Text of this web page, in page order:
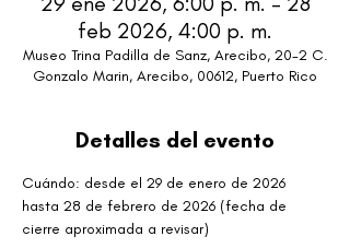
feb 2026, 4:00 p. m.
Museo Trina Padilla de Sanz, Arecibo, 20-2 C.
Gonzalo Marin, Arecibo, 00612, Puerto Rico
Detalles del evento
Cuándo: desde el 29 de enero de 2026
hasta 28 de febrero de 2026 (fecha de
cierre aproximada a revisar)